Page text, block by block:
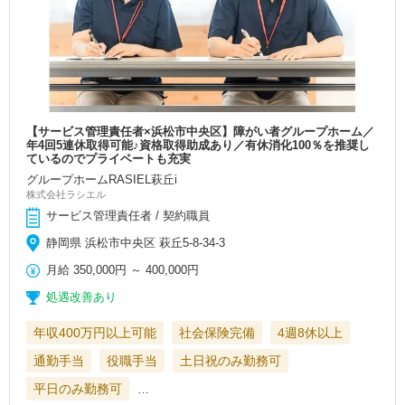
【サービス管理責任者×浜松市中央区】障がい者グループホーム／
年4回5連休取得可能♪資格取得助成あり／有休消化100％を推奨し
ているのでプライベートも充実
グループホームRASIEL萩丘i
株式会社ラシエル
サービス管理責任者 / 契約職員
静岡県 浜松市中央区 萩丘5-8-34-3
月給 350,000円 ～400,000円
処遇改善あり
年収400万円以上可能 社会保険完備
4週8休以上
通勤手当
役職手当
土日祝のみ勤務可
平日のみ勤務可
…